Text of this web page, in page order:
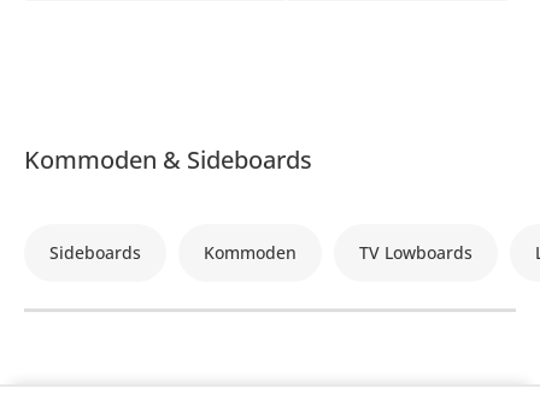
Kommoden & Sideboards
Sideboards Kommoden TV Lowboards